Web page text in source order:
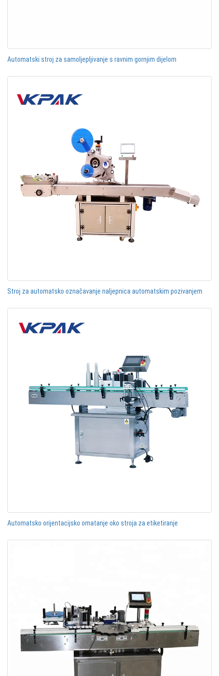
Automatski stroj za samoljepljivanje s ravnim gornjim dijelom
Stroj za automatsko označavanje naljepnica automatskim pozivanjem
Automatsko orijentacijsko omatanje oko stroja za etiketiranje